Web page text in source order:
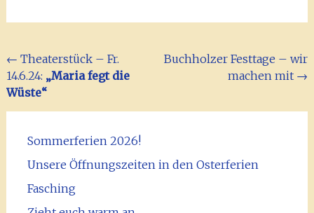
Beitragsnavigation
← Theaterstück – Fr.
14.6.24: „Maria fegt die
Wüste“
Buchholzer Festtage – wir
machen mit →
Sommerferien 2026!
Unsere Öffnungszeiten in den Osterferien
Fasching